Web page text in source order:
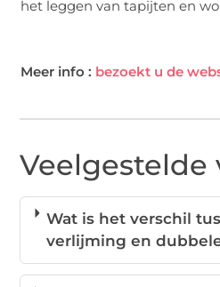
het leggen van tapijten en
Meer info : bezoekt u de
Veelgestelde
Wat is het verschil
verlijming en